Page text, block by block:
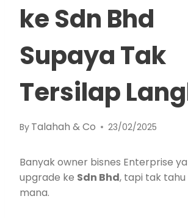
ke Sdn Bhd
Supaya Tak
Tersilap
By Talahah & Co 23/02/2025
Banyak owner bisnes Enterprise
upgrade ke Sdn Bhd, tapi tak
mana.